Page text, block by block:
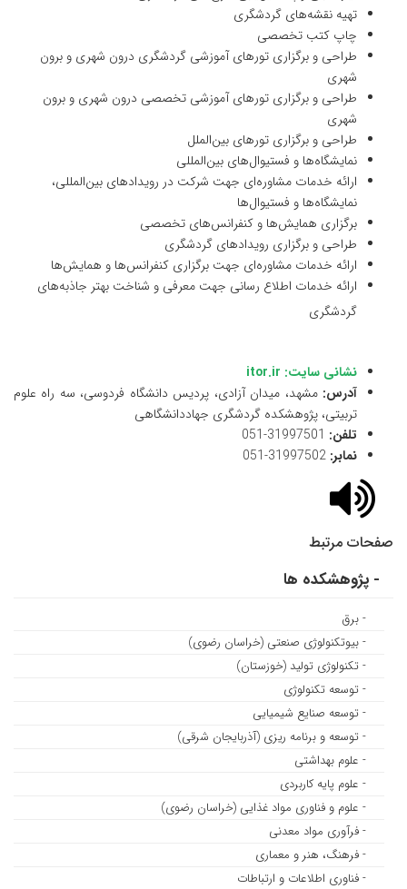
تهیه نقشه‌های گردشگری
چاپ کتب تخصصی
طراحی و برگزاری تورهای آموزشی گردشگری درون شهری و برون
شهری
طراحی و برگزاری تورهای آموزشی تخصصی درون شهری و برون
شهری
طراحی و برگزاری تورهای بین‌الملل
نمایشگاه‌ها و فستیوال‌های بین‌المللی
ارائه خدمات مشاوره‌ای جهت شرکت در رویدادهای بین‌المللی،
نمایشگاه‌ها و فستیوال‌ها
برگزاری همایش‌ها و کنفرانس‌های تخصصی
طراحی و برگزاری رویدادهای گردشگری
ارائه خدمات مشاوره‌ای جهت برگزاری کنفرانس‌ها و همایش‌ها
ارائه خدمات اطلاع رسانی جهت معرفی و شناخت بهتر جاذبه‌های
گردشگری
نشانی سایت: itor.ir
آدرس: مشهد، میدان آزادی، پردیس دانشگاه فردوسی، سه راه علوم
تربیتی، پژوهشکده گردشگری جهاددانشگاهی
تلفن:
نمابر: 31997502-051
صفحات مرتبط
- پژوهشکده ها
- برق
- بیوتکنولوژی صنعتی (خراسان رضوی)
- تکنولوژی تولید (خوزستان)
- توسعه تکنولوژی
- توسعه صنایع شیمیایی
- توسعه و برنامه ریزی (آذربایجان شرقی)
- علوم بهداشتی
- علوم پایه کاربردی
- علوم و فناوری مواد غذایی (خراسان رضوی)
- فرآوری مواد معدنی
- فرهنگ، هنر و معماری
- فناوری اطلاعات و ارتباطات